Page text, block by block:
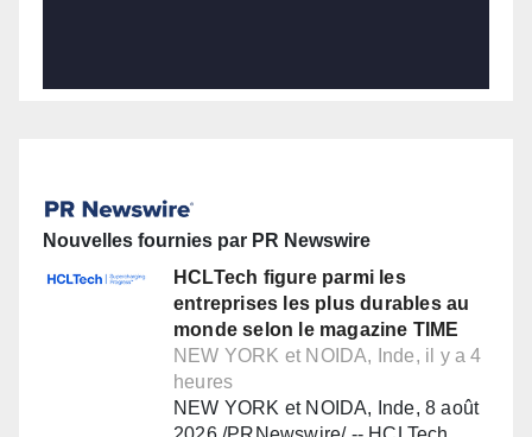
Nouvelles fournies par PR Newswire
HCLTech figure parmi les
entreprises les plus durables au
monde selon le magazine TIME
NEW YORK et NOIDA, Inde, il y a 4
heures
NEW YORK et NOIDA, Inde, 8 août